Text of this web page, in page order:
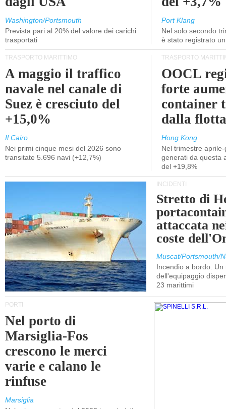
Washington/Portsmouth
Prevista pari al 20% del valore dei carichi
trasportati
Port Klang
Nel solo secondo
è stato registrato
TRASPORTO MARITTIMO
A maggio il traffico
navale nel canale di
Suez è cresciuto del
+15,0%
Il Cairo
Nei primi cinque mesi del 2026 sono
transitate 5.696 navi (+12,7%)
TRASPORTO
OOCL
forte
container
dalla
Hong Kong
Nel trimestre
generati da questa
del +19,8%
INCIDENTI
Stretto di
attaccata
coste
Muscat/Portsmouth/
Incendio a bordo. Un
dell'equipaggio
23 marittimi
PORTI
Nel porto di
Marsiglia-Fos
crescono le merci
varie e calano le
rinfuse
Marsiglia